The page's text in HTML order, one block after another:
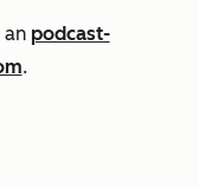
an podcast-
.